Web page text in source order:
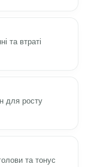
та втраті
для росту
та тонус